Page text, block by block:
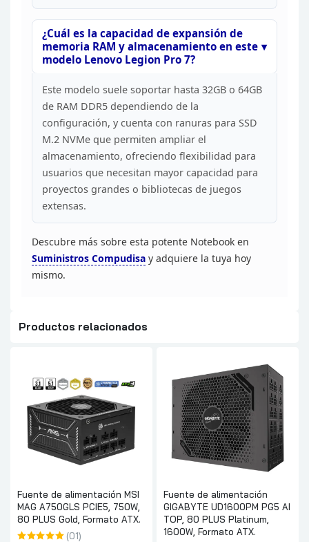
¿Cuál es la capacidad de expansión de
memoria RAM y almacenamiento en este
modelo Lenovo Legion Pro 7?
Este modelo suele soportar hasta 32GB o 64GB
de RAM DDR5 dependiendo de la
configuración, y cuenta con ranuras para SSD
M.2 NVMe que permiten ampliar el
almacenamiento, ofreciendo flexibilidad para
usuarios que necesitan mayor capacidad para
proyectos grandes o bibliotecas de juegos
extensas.
Descubre más sobre esta potente Notebook en
Suministros Compudisa y adquiere la tuya hoy
mismo.
Productos relacionados
Fuente de alimentación MSI
MAG A750GLS PCIE5, 750W,
80 PLUS Gold, Formato ATX.
(01)
Fuente de alimentación
GIGABYTE UD1600PM PG5 AI
TOP, 80 PLUS Platinum,
1600W, Formato ATX.